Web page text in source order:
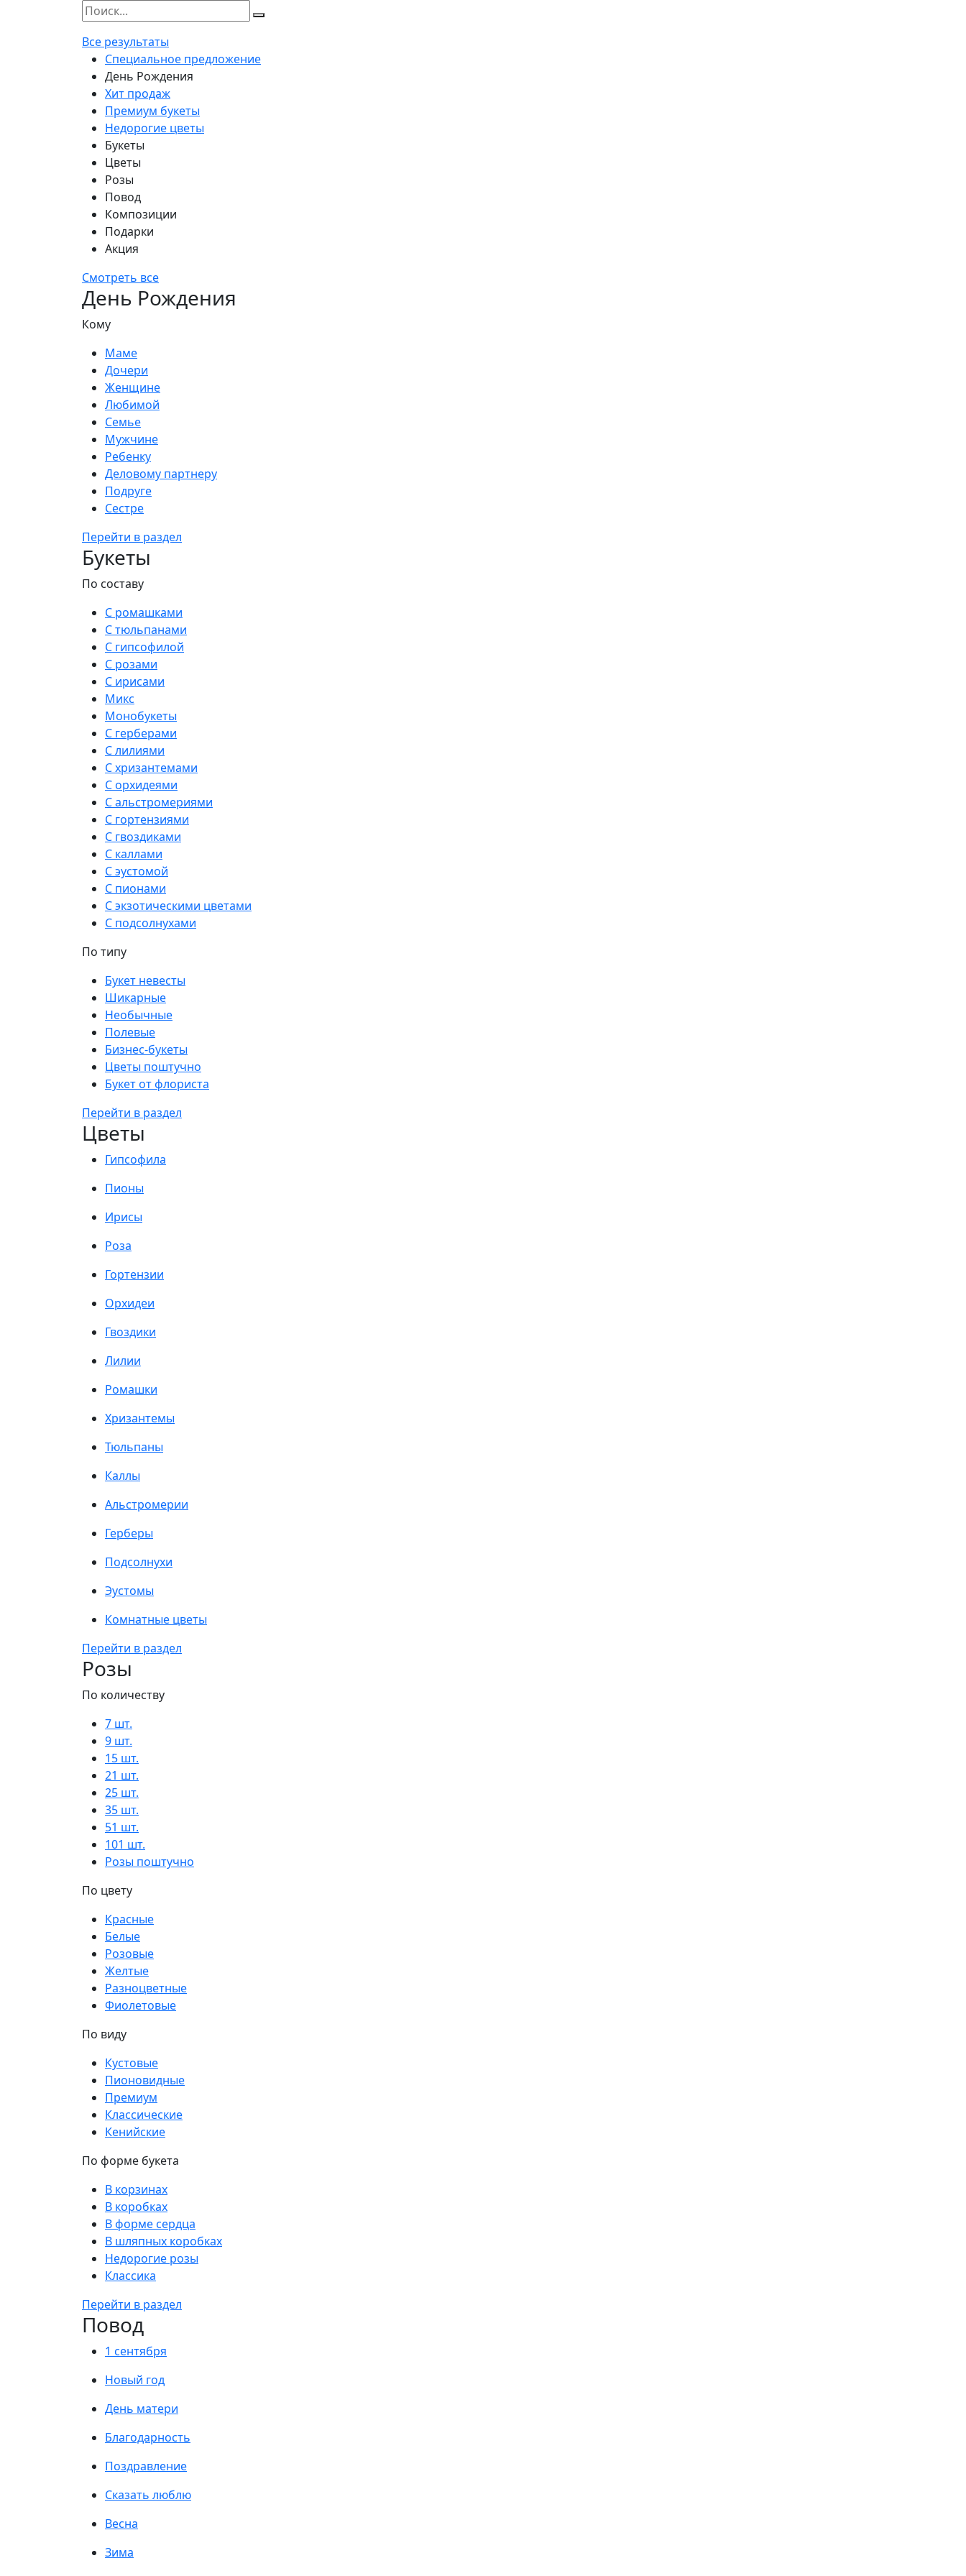
Все результаты
Специальное предложение
День Рождения
Хит продаж
Премиум букеты
Недорогие цветы
Букеты
Цветы
Розы
Повод
Композиции
Подарки
Акция
Смотреть все
День Рождения
Кому
Маме
Дочери
Женщине
Любимой
Семье
Мужчине
Ребенку
Деловому партнеру
Подруге
Сестре
Перейти в раздел
Букеты
По составу
С ромашками
С тюльпанами
С гипсофилой
С розами
С ирисами
Микс
Монобукеты
С герберами
С лилиями
С хризантемами
С орхидеями
С альстромериями
С гортензиями
С гвоздиками
С каллами
С эустомой
С пионами
С экзотическими цветами
С подсолнухами
По типу
Букет невесты
Шикарные
Необычные
Полевые
Бизнес-букеты
Цветы поштучно
Букет от флориста
Перейти в раздел
Цветы
Гипсофила
Пионы
Ирисы
Роза
Гортензии
Орхидеи
Гвоздики
Лилии
Ромашки
Хризантемы
Тюльпаны
Каллы
Альстромерии
Герберы
Подсолнухи
Эустомы
Комнатные цветы
Перейти в раздел
Розы
По количеству
7 шт.
9 шт.
15 шт.
21 шт.
25 шт.
35 шт.
51 шт.
101 шт.
Розы поштучно
По цвету
Красные
Белые
Розовые
Желтые
Разноцветные
Фиолетовые
По виду
Кустовые
Пионовидные
Премиум
Классические
Кенийские
По форме букета
В корзинах
В коробках
В форме сердца
В шляпных коробках
Недорогие розы
Классика
Перейти в раздел
Повод
1 сентября
Новый год
День матери
Благодарность
Поздравление
Сказать люблю
Весна
Зима